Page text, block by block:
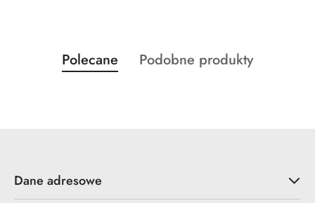
Pomiń karuzelę produktów
Produkty
o
Polecane
Produkty
Podobne produkty
Dane adresowe